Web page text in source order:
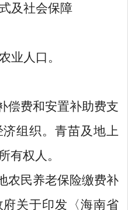
及社会保障
业人口。
偿费和安置补助费支
组织。青苗及地上
有权人。
农民养老保险缴费补
关于印发 〈海南省